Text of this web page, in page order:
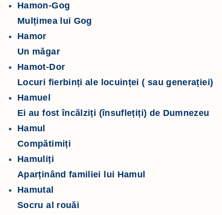
Hamon-Gog
Mulțimea lui Gog
Hamor
Un măgar
Hamot-Dor
Locuri fierbinți ale locuinței ( sau generației)
Hamuel
Ei au fost încălziți (însuflețiți) de Dumnezeu
Hamul
Compătimiți
Hamuliți
Aparținând familiei lui Hamul
Hamutal
Socru al rouăi